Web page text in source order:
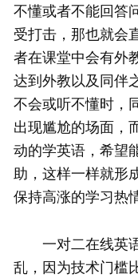
不懂或者不能回答
受打击，那也就会
者在课堂中会有外
达到外教以及同伴
不会或听不懂时，
出现尴尬的场面，
动的学英语，希望
助，这样一样就形
保持高涨的学习热
一对二在线英语
乱，因为技术门槛